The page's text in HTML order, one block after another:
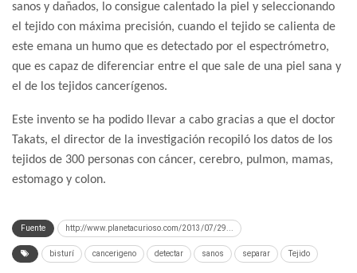
sanos y dañados, lo consigue calentado la piel y seleccionando
el tejido con máxima precisión, cuando el tejido se calienta de
este emana un humo que es detectado por el espectrómetro,
que es capaz de diferenciar entre el que sale de una piel sana y
el de los tejidos cancerígenos.
Este invento se ha podido llevar a cabo gracias a que el doctor
Takats, el director de la investigación recopiló los datos de los
tejidos de 300 personas con cáncer, cerebro, pulmon, mamas,
estomago y colon.
Fuente http://www.planetacurioso.com/2013/07/29...
bisturí cancerigeno detectar sanos separar Tejido